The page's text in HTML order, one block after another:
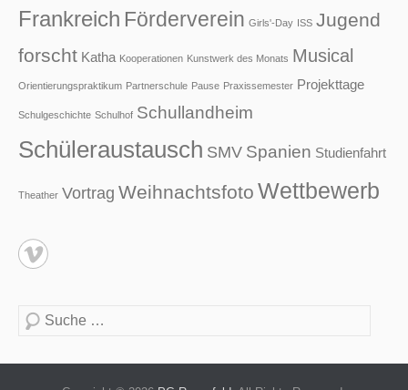
Frankreich Förderverein Girls'-Day ISS Jugend
forscht Katha Kooperationen Kunstwerk des Monats Musical
Orientierungspraktikum Partnerschule Pause Praxissemester Projekttage
Schulgeschichte Schulhof Schullandheim
Schüleraustausch SMV Spanien Studienfahrt
Theather Vortrag Weihnachtsfoto Wettbewerb
Suche